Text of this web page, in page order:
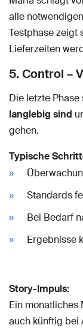
alle
Testphase zeigt
Lieferzeiten
5. Control –
Die letzte
langlebig sind
gehen.
Typische
Standards
Bei Bedarf
Ergebnisse
Story-Impuls:
Ein monatliches
auch künftig bei